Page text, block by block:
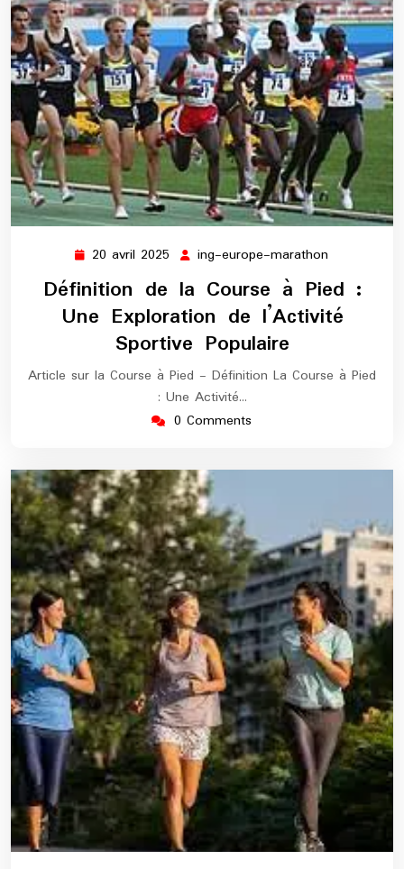
20 avril 2025 20
avril
2025
ing-europe-marathon
europe-
marathon
Définition de la Course à Pied :
Une Exploration de l’Activité
Sportive Populaire
Article sur la Course à Pied - Définition La Course à Pied
: Une Activité…
0 Comments